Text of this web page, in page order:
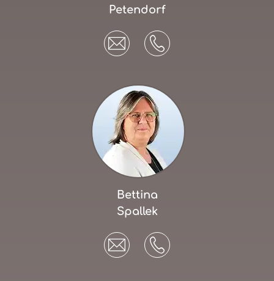
Petendorf
Bettina
Spallek